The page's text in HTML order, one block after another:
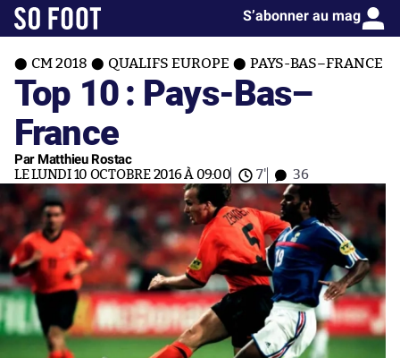
S’abonner au mag
CM 2018 QUALIFS EUROPE PAYS-BAS–FRANCE
Top 10 : Pays-Bas–
France
Par Matthieu Rostac
LE LUNDI 10 OCTOBRE 2016 À 09:00 7' 36